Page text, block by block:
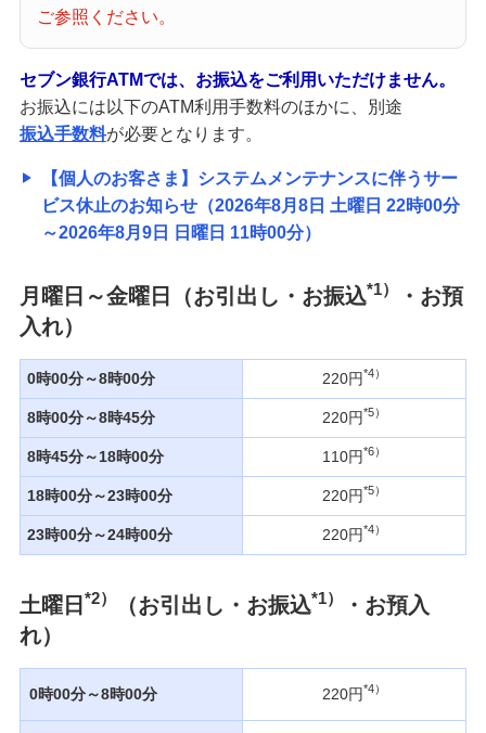
ご参照ください。
セブン銀行ATMでは、お振込をご利用いただけません。
お振込には以下のATM利用手数料のほかに、別途
振込手数料が必要となります。
【個人のお客さま】システムメンテナンスに伴うサー
ビス休止のお知らせ（2026年8月8日 土曜日 22時00分
～2026年8月9日 日曜日 11時00分）
月曜日～金曜日（お引出し・お振込*1）
・お預
入れ）
0時00分～8時00分 220円*4）
8時00分～8時45分 220円*5）
8時45分～18時00分 110円*6）
18時00分～23時00分 220円*5）
23時00分～24時00分 220円*4）
土曜日 *2） （お引出し・お振込*1）
・お預入
れ）
0時00分～8時00分 220円*4）